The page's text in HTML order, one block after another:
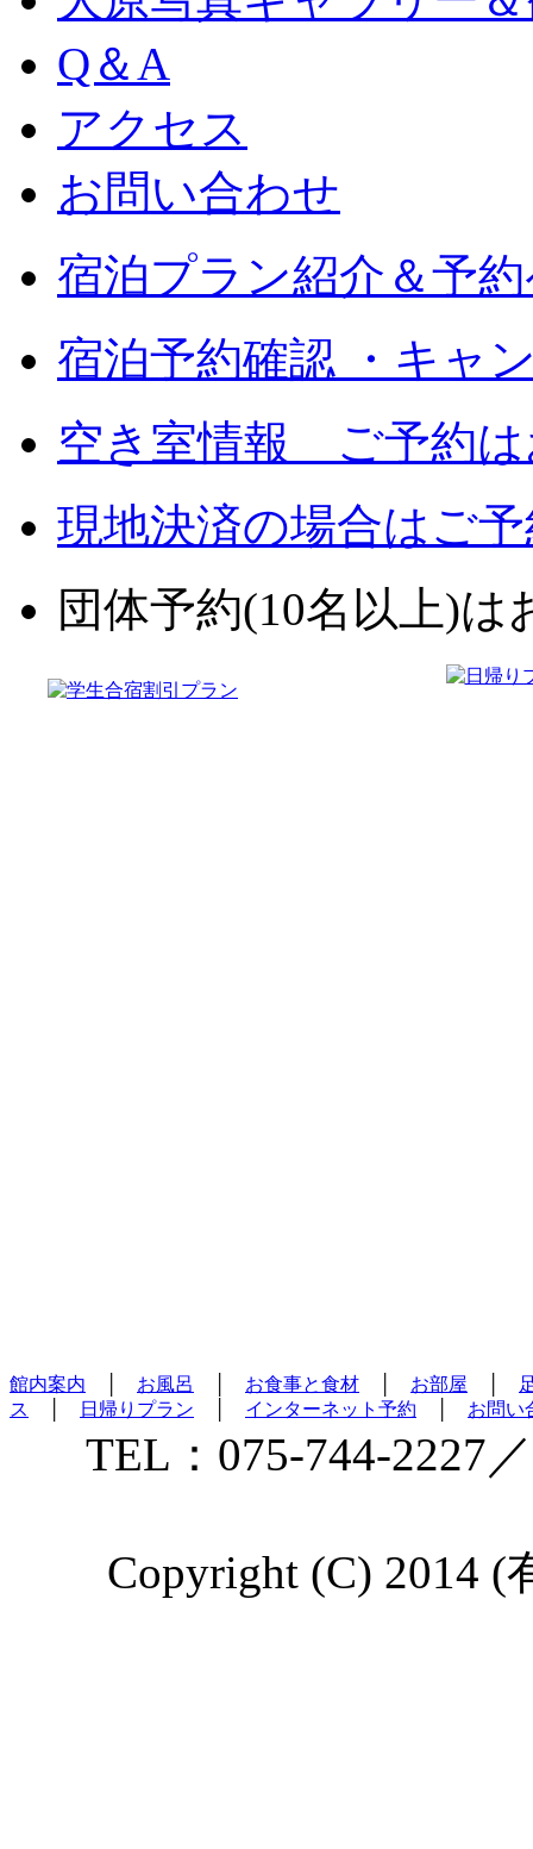
Q＆A
アクセス
お問い合わせ
宿泊プラン紹介＆予
宿泊予約確認 ・キャ
空き室情報 ご予約は
現地決済の場合はご
団体予約(10名以上)は
館内案内 お風呂 お食事と食材 お部屋
ス
日帰りプラン インターネット予約 お問い
TEL：075-744-2227
Copyright (C) 2014 (